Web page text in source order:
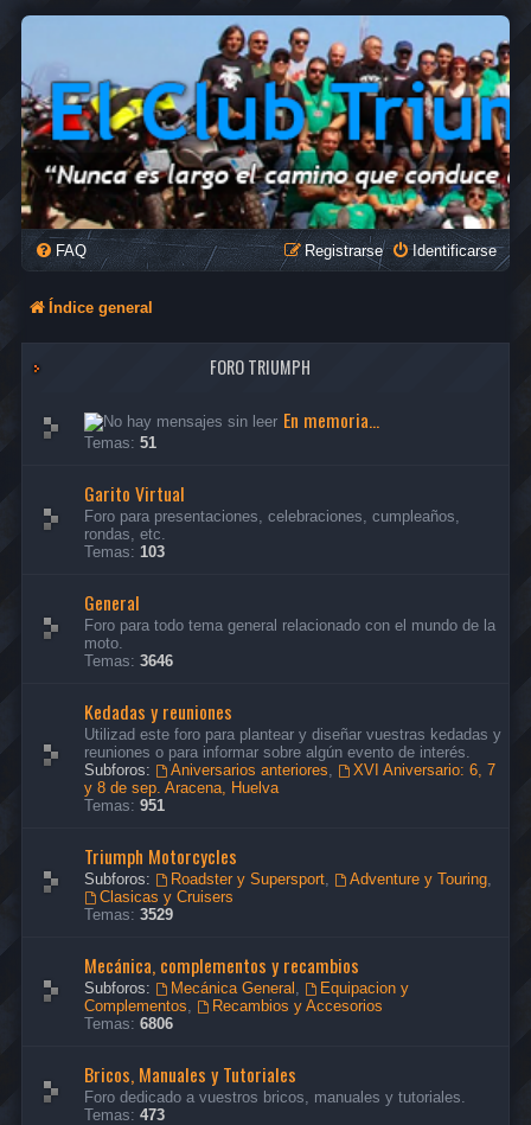
FAQ Identificarse
Registrarse
Índice general
FORO TRIUMPH
En memoria...
Temas: 51
Garito Virtual
Foro para presentaciones, celebraciones, cumpleaños,
rondas, etc.
Temas: 103
General
Foro para todo tema general relacionado con el mundo de la
moto.
Temas: 3646
Kedadas y reuniones
Utilizad este foro para plantear y diseñar vuestras kedadas y
reuniones o para informar sobre algún evento de interés.
Subforos:
Aniversarios anteriores,
XVI Aniversario: 6, 7
y 8 de sep. Aracena, Huelva
Temas: 951
Triumph Motorcycles
Subforos: Roadster y Supersport, Adventure y Touring,
Clasicas y Cruisers
Temas: 3529
Mecánica, complementos y recambios
Subforos: Mecánica General ,
Equipacion y
Complementos,
Recambios y Accesorios
Temas: 6806
Bricos, Manuales y Tutoriales
Foro dedicado a vuestros bricos, manuales y tutoriales.
Temas: 473